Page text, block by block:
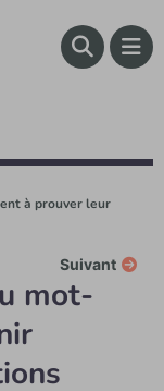
à prouver leur
Suivant
mot-